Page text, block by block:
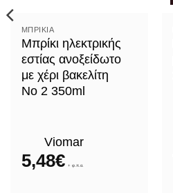
ΜΠΡΊΚΙΑ
Μπρίκι ηλεκτρικής
εστίας ανοξείδωτο
με χέρι βακελίτη
Νο 2 350ml
Viomar
5,48€ + φ.π.α.